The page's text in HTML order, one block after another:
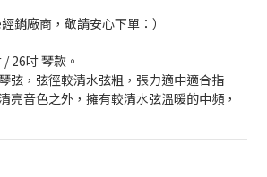
銷廠商，敬請安心下單：）
26吋 琴款。
弦，弦徑較清水弦粗，張力適中適合指
亮音色之外，擁有較清水弦溫暖的中頻，